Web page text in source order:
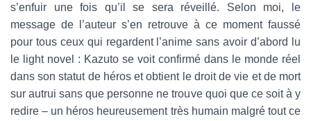
s’enfuir une fois qu’il se sera réveillé. Selon moi, le
message de l’auteur s’en retrouve à ce moment faussé
pour tous ceux qui regardent l’anime sans avoir d’abord lu
le light novel : Kazuto se voit confirmé dans le monde réel
dans son statut de héros et obtient le droit de vie et de mort
sur autrui sans que personne ne trouve quoi que ce soit à y
redire – un héros heureusement très humain malgré tout ce